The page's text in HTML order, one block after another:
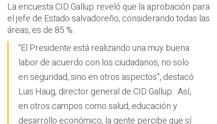
La encuesta CID Gallup reveló que la aprobación para
el jefe de Estado salvadoreño, considerando todas las
áreas, es de 85 %.
“El Presidente está realizando una muy buena
labor de acuerdo con los ciudadanos, no solo
en seguridad, sino en otros aspectos”, destacó
Luis Haug, director general de CID Gallup. Así,
en otros campos como salud, educación y
desarrollo económico, la gente percibe que sí